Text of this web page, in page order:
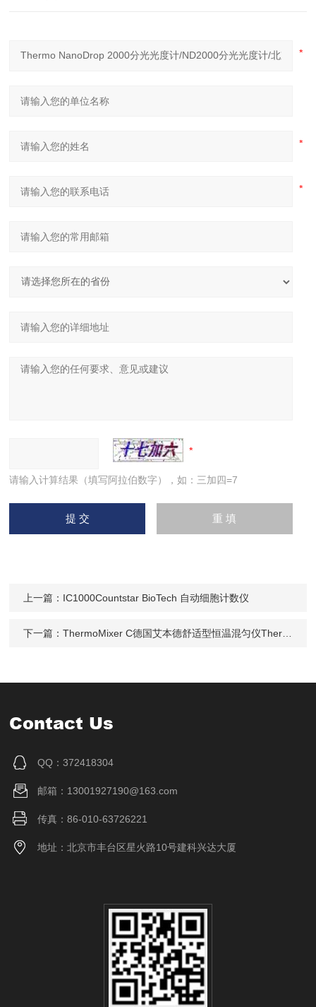
请输入计算结果（填写阿拉伯数字），如：三加四=7
上一篇： IC1000Countstar BioTech 自动细胞计数仪
下一篇：ThermoMixer C德国艾本德舒适型恒温混匀仪ThermoMixer C
Contact Us
QQ：372418304
邮箱：13001927190@163.com
传真：86-010-63726221
地址：北京市丰台区星火路10号建科兴达大厦